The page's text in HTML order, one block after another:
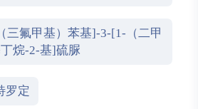
三氟甲基）苯基]-3-[1-（二甲
烷-2-基]硫脲
罗定